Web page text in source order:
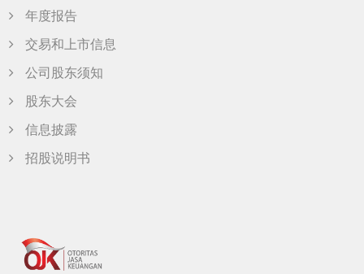
年度报告
交易和上市信息
公司股东须知
股东大会
信息披露
招股说明书